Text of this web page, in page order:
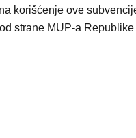
korišćenje ove
strane MUP-a